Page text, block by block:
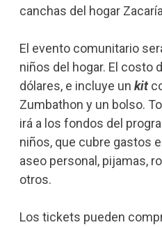
canchas del hogar
El evento comunitario
niños del hogar. El costo
dólares, e incluye un kit
Zumbathon y un bolso.
irá a los fondos del
niños, que cubre gastos
aseo personal, pijamas,
otros.
Los tickets pueden